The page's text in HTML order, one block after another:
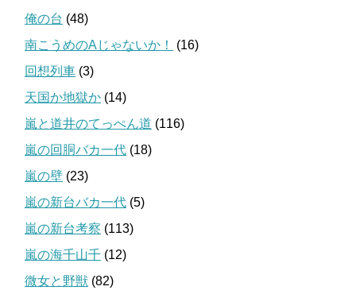
俺の台 (48)
南こうめのAじゃないか！
(16)
回想列車 (3)
天国か地獄か (14)
嵐と道井のてっぺん道 (116)
嵐の回胴バカ一代 (18)
嵐の壁 (23)
嵐の新台バカ一代 (5)
嵐の新台考察 (113)
嵐の海千山千 (12)
微女と野獣 (82)